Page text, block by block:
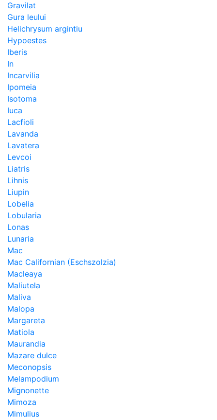
Gravilat
Gura leului
Helichrysum argintiu
Hypoestes
Iberis
In
Incarvilia
Ipomeia
Isotoma
Iuca
Lacfioli
Lavanda
Lavatera
Levcoi
Liatris
Lihnis
Liupin
Lobelia
Lobularia
Lonas
Lunaria
Mac
Mac Californian (Eschszolzia)
Macleaya
Maliutela
Maliva
Malopa
Margareta
Matiola
Maurandia
Mazare dulce
Meconopsis
Melampodium
Mignonette
Mimoza
Mimulius